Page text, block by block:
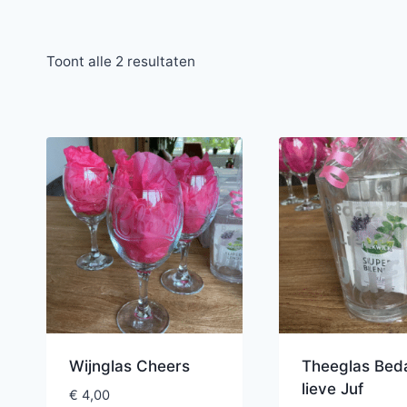
Toont alle 2 resultaten
Wijnglas Cheers
€ 4,00
Theeglas
lieve Juf